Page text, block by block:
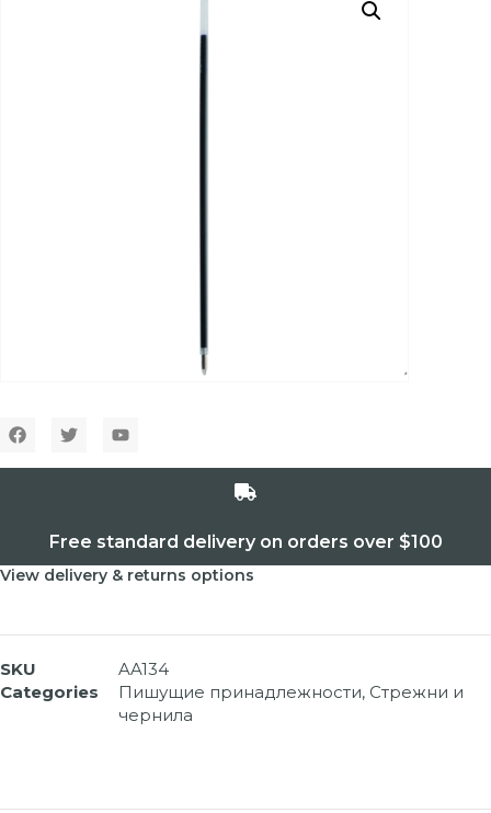
Free standard delivery on orders over $100
View delivery & returns options
SKU
AA134
Categories
Пишущие принадлежности, Стрежни и
чернила